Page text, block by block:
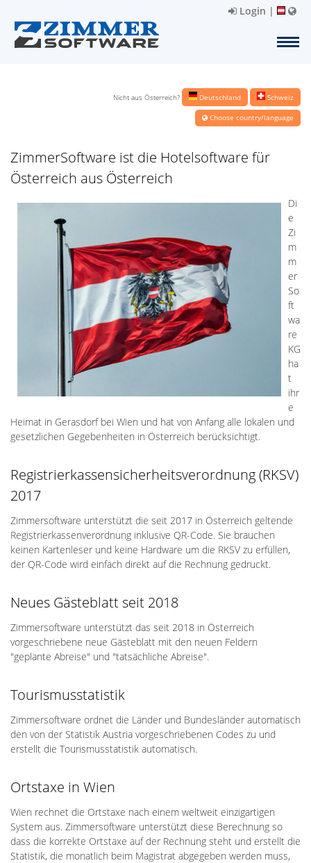
Login |
Nicht aus Österreich? Deutschland Schweiz
Choose country/language
ZimmerSoftware ist die Hotelsoftware für
Österreich aus Österreich
Di
e
Zi
m
m
er
So
ft
wa
re
KG
ha
t
ihr
e
Heimat in Gerasdorf bei Wien und hat von Anfang alle lokalen und
gesetzlichen Gegebenheiten in Österreich berücksichtigt.
Registrierkassensicherheitsverordnung (RKSV)
2017
Zimmersoftware unterstützt die seit 2017 in Österreich geltende
Registrierkassenverordnung inklusive QR-Code. Sie brauchen
keinen Kartenleser und keine Hardware um die RKSV zu erfüllen,
der QR-Code wird einfach direkt auf die Rechnung gedruckt.
Neues Gästeblatt seit 2018
Zimmersoftware unterstützt das seit 2018 in Österreich
vorgeschriebene neue Gästeblatt mit den neuen Feldern
"geplante Abreise" und "tatsächliche Abreise".
Tourismusstatistik
Zimmersoftware ordnet die Länder und Bundesländer automatisch
den von der Statistik Austria vorgeschriebenen Codes zu und
erstellt die Tourismusstatistik automatisch.
Ortstaxe in Wien
Wien rechnet die Ortstaxe nach einem weltweit einzigartigen
System aus. Zimmersoftware unterstützt diese Berechnung so
dass die korrekte Ortstaxe auf der Rechnung steht und erstellt die
Statistik, die monatlich beim Magistrat abgegeben werden muss,